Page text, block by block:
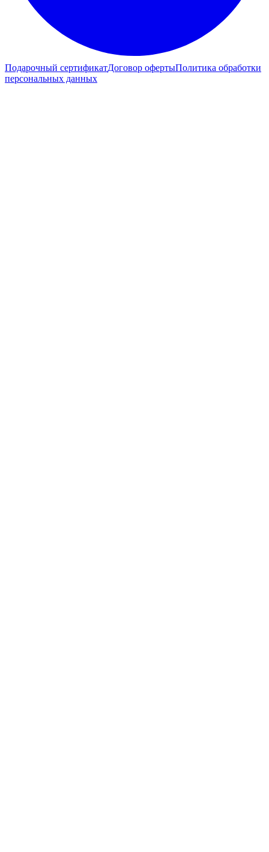
Подарочный сертификатДоговор офертыПолитика обработки
персональных данных